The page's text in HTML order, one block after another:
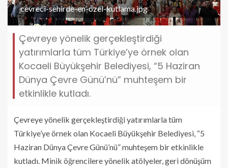
cevreci-sehirde-en-ozel-kutlama.jpg
Çevreye yönelik gerçekleştirdiği
yatırımlarla tüm Türkiye’ye örnek olan
Kocaeli Büyükşehir Belediyesi, “5 Haziran
Dünya Çevre Günü’nü” muhteşem bir
etkinlikle kutladı.
Çevreye yönelik gerçekleştirdiği yatırımlarla tüm
Türkiye’ye örnek olan Kocaeli Büyükşehir Belediyesi, “5
Haziran Dünya Çevre Günü’nü” muhteşem bir etkinlikle
kutladı. Minik öğrencilere yönelik atölyeler, geri dönüşüm